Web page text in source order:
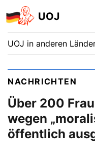
UOJ
UOJ in anderen
NACHRICHTEN
Über 200
wegen
öffentlich